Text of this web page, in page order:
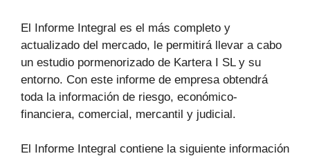
El Informe Integral es el más completo y
actualizado del mercado, le permitirá llevar a cabo
un estudio pormenorizado de Kartera I SL y su
entorno. Con este informe de empresa obtendrá
toda la información de riesgo, económico-
financiera, comercial, mercantil y judicial.
El Informe Integral contiene la siguiente información